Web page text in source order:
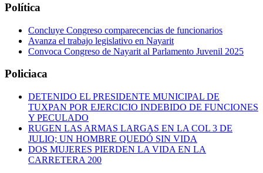
Política
Concluye Congreso comparecencias de funcionarios
Avanza el trabajo legislativo en Nayarit
Convoca Congreso de Nayarit al Parlamento Juvenil 2025
Policiaca
DETENIDO EL PRESIDENTE MUNICIPAL DE
TUXPAN POR EJERCICIO INDEBIDO DE FUNCIONES
Y PECULADO
RUGEN LAS ARMAS LARGAS EN LA COL 3 DE
JULIO; UN HOMBRE QUEDÓ SIN VIDA
DOS MUJERES PIERDEN LA VIDA EN LA
CARRETERA 200